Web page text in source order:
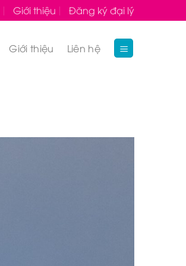
Giới thiệu Đăng ký đại lý
Giới thiệu Liên hệ